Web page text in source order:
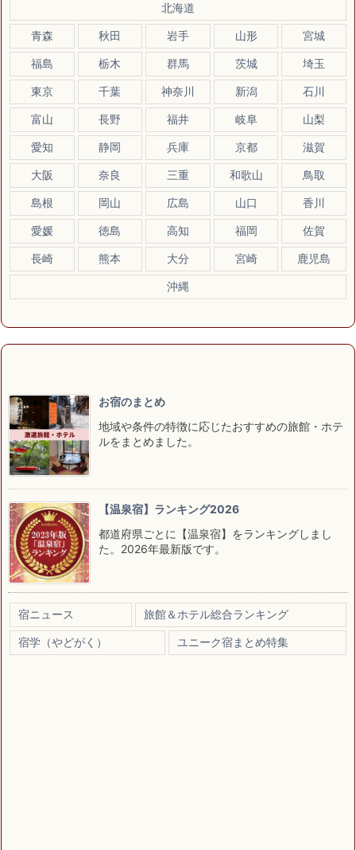
北海道
青森 秋田 岩手 山形 宮城
福島 栃木 群馬 茨城 埼玉
東京 千葉 神奈川 新潟 石川
富山 長野 福井 岐阜 山梨
愛知 静岡 兵庫 京都 滋賀
大阪 奈良 三重 和歌山 鳥取
島根 岡山 広島 山口 香川
愛媛 徳島 高知 福岡 佐賀
長崎 熊本 大分 宮崎 鹿児島
沖縄
お宿のまとめ
地域や条件の特徴に応じたおすすめの旅館・ホテ
ルをまとめました。
【温泉宿】ランキング2026
都道府県ごとに【温泉宿】をランキングしまし
た。2026年最新版です。
宿ニュース 旅館＆ホテル総合ランキング
宿学（やどがく） ユニーク宿まとめ特集